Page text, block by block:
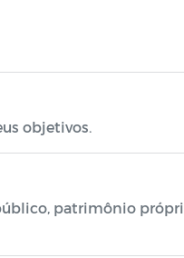
objetivos.
patrimônio